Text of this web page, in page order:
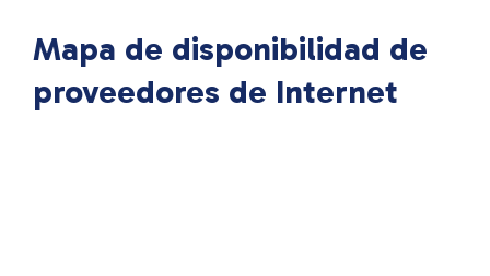
Mapa de disponibilidad de
proveedores de Internet